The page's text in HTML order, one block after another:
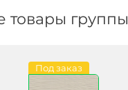
товары группы
Под заказ